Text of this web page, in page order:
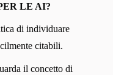
LE AI?
di individuare
citabili.
il concetto di